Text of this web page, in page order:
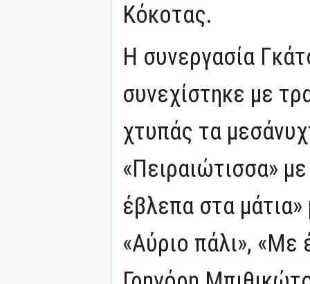
Κόκοτας.
Η συνεργασία
συνεχίστηκε με
χτυπάς τα
«Πειραιώτισσα»
έβλεπα στα
«Αύριο πάλι», «Με